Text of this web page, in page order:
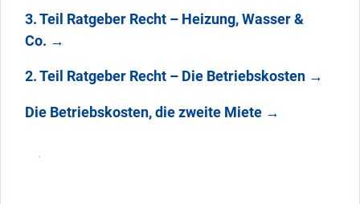
3. Teil Ratgeber Recht – Heizung, Wasser &
Co. →
2. Teil Ratgeber Recht – Die Betriebskosten →
Die Betriebskosten, die zweite Miete →